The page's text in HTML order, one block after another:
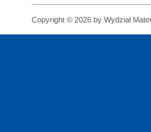
Copyright © 2026 by Wydział